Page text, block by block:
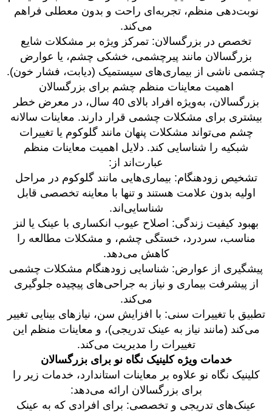
نوبت‌دهی منظم، تجربه‌ای راحت و بدون معطلی فراهم
می‌کند.
تخصص در بزرگسالان: تمرکز ویژه بر مشکلات شایع
بزرگسالان مانند پیرچشمی، خشکی چشم، یا عوارض
چشمی ناشی از بیماری‌های سیستمیک (دیابت، فشار خون).
اهمیت معاینات منظم چشم برای بزرگسالان
بزرگسالان، به‌ویژه افراد بالای 40 سال، در معرض خطر
بیشتری برای مشکلات چشمی قرار دارند. معاینات سالانه
چشم می‌تواند مشکلات پنهان مانند گلوکوم یا تغییرات
شبکیه را شناسایی کند. دلایل اهمیت معاینات منظم
عبارت‌اند از:
تشخیص زودهنگام: بیماری‌هایی مانند گلوکوم در مراحل
اولیه بدون علامت هستند و تنها با معاینه تخصصی قابل
شناسایی‌اند.
بهبود کیفیت زندگی: اصلاح عیوب انکساری با عینک یا لنز
مناسب، سردرد، خستگی چشم، و مشکلات مطالعه را
کاهش می‌دهد.
پیشگیری از عوارض: شناسایی زودهنگام مشکلات چشمی
از پیشرفت بیماری و نیاز به جراحی‌های پیچیده جلوگیری
می‌کند.
تطبیق با تغییرات سنی: با افزایش سن، نیازهای بینایی تغییر
می‌کند (مانند نیاز به عینک تدریجی)، و معاینات منظم این
تغییرات را مدیریت می‌کند.
خدمات ویژه کلینیک نگاه نو برای بزرگسالان
کلینیک نگاه نو علاوه بر معاینات استاندارد، خدمات زیر را
برای بزرگسالان ارائه می‌دهد:
عینک‌های تدریجی و تخصصی: برای افرادی که به عینک